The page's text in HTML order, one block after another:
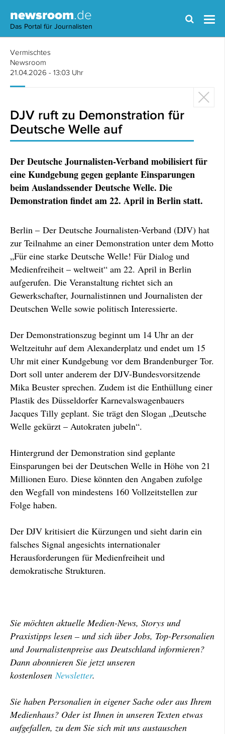
newsroom.de
Das Portal für Journalisten
Vermischtes
Newsroom
21.04.2026 - 13:03 Uhr
DJV ruft zu Demonstration für
Deutsche Welle auf
Der Deutsche Journalisten-Verband mobilisiert für
eine Kundgebung gegen geplante Einsparungen
beim Auslandssender Deutsche Welle. Die
Demonstration findet am 22. April in Berlin statt.
Berlin – Der Deutsche Journalisten-Verband (DJV) hat
zur Teilnahme an einer Demonstration unter dem Motto
„Für eine starke Deutsche Welle! Für Dialog und
Medienfreiheit – weltweit“ am 22. April in Berlin
aufgerufen. Die Veranstaltung richtet sich an
Gewerkschafter, Journalistinnen und Journalisten der
Deutschen Welle sowie politisch Interessierte.
Der Demonstrationszug beginnt um 14 Uhr an der
Weltzeituhr auf dem Alexanderplatz und endet um 15
Uhr mit einer Kundgebung vor dem Brandenburger Tor.
Dort soll unter anderem der DJV-Bundesvorsitzende
Mika Beuster sprechen. Zudem ist die Enthüllung einer
Plastik des Düsseldorfer Karnevalswagenbauers
Jacques Tilly geplant. Sie trägt den Slogan „Deutsche
Welle gekürzt – Autokraten jubeln“.
Hintergrund der Demonstration sind geplante
Einsparungen bei der Deutschen Welle in Höhe von 21
Millionen Euro. Diese könnten den Angaben zufolge
den Wegfall von mindestens 160 Vollzeitstellen zur
Folge haben.
Der DJV kritisiert die Kürzungen und sieht darin ein
falsches Signal angesichts internationaler
Herausforderungen für Medienfreiheit und
demokratische Strukturen.
Sie möchten aktuelle Medien-News, Storys und
Praxistipps lesen – und sich über Jobs, Top-Personalien
und Journalistenpreise aus Deutschland informieren?
Dann abonnieren Sie jetzt unseren
kostenlosenNewsletter.
Sie haben Personalien in eigener Sache oder aus Ihrem
Medienhaus? Oder ist Ihnen in unseren Texten etwas
aufgefallen, zu dem Sie sich mit uns austauschen